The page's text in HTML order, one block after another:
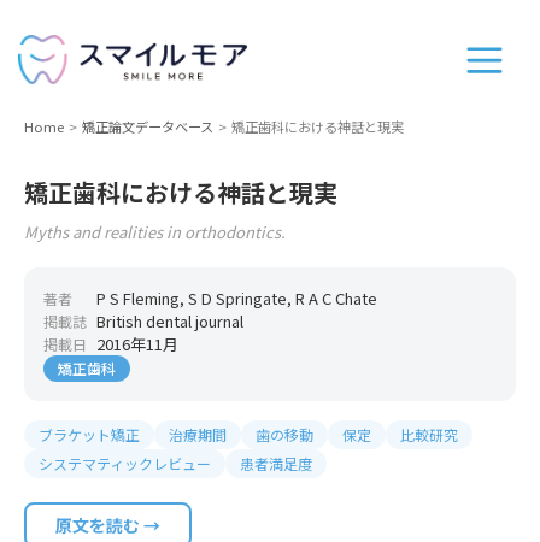
Home 矯正論文データベース 矯正歯科における神話と現実
矯正歯科における神話と現実
Myths and realities in orthodontics.
著者 P S Fleming, S D Springate, R A C Chate
掲載誌 British dental journal
掲載日 2016年11月
矯正歯科
ブラケット矯正 治療期間 歯の移動 保定
比較研究
システマティックレビュー
患者満足度
原文を読む →